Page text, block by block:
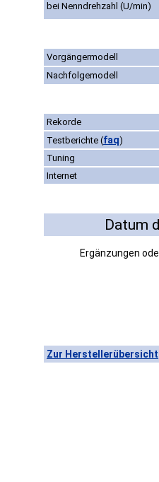
bei Nenndrehzahl (U/min)
Vorgängermodell
Nachfolgemodell
Rekorde
Testberichte (faq)
Tuning
Internet
Datum
Ergänzungen
Zur Herstellerübersicht